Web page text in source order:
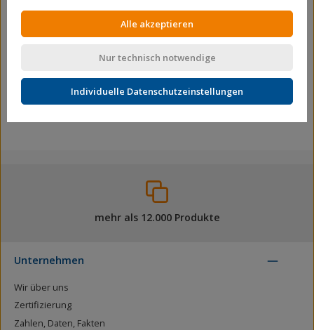
Transportrolle
Lenkrollen
L101.B40.140
mehr als 12.000 Produkte
Unternehmen
Wir über uns
Zertifizierung
Zahlen, Daten, Fakten
Alle akzeptieren
Nur technisch notwendige
Individuelle Datenschutzeinstellungen